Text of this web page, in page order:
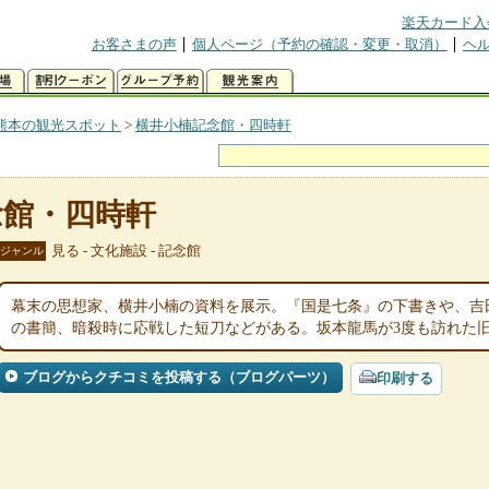
楽天カード
お客さまの声
個人ページ（予約の確認・変更・取消） ヘ
本の観光スポット > 横井小楠記念館・四時軒
・四時軒
ジャンル 見る - 文化施設 - 記念館
幕末の思想家、横井小楠の資料を展示。『国是七条』の下書きや、
の書簡、暗殺時に応戦した短刀などがある。坂本龍馬が3度も訪れた
ブログからクチコミを投稿する（ブログパーツ） 印刷する